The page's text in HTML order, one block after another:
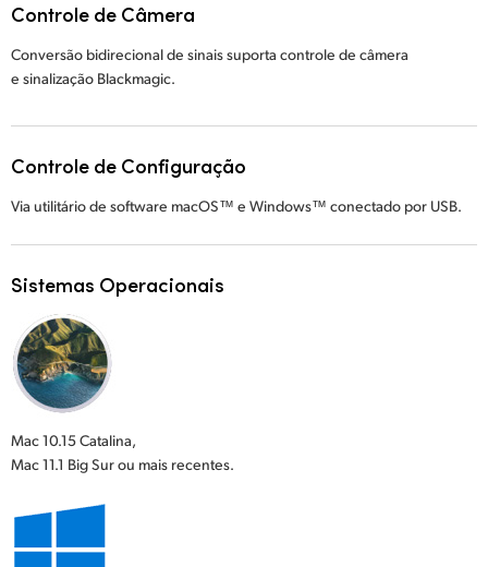
Controle de Câmera
Conversão bidirecional de sinais suporta controle de câmera
e sinalização Blackmagic.
Controle de Configuração
Via utilitário de software macOS™ e Windows™ conectado por USB.
Sistemas Operacionais
Mac 10.15 Catalina,
Mac 11.1 Big Sur ou mais recentes.